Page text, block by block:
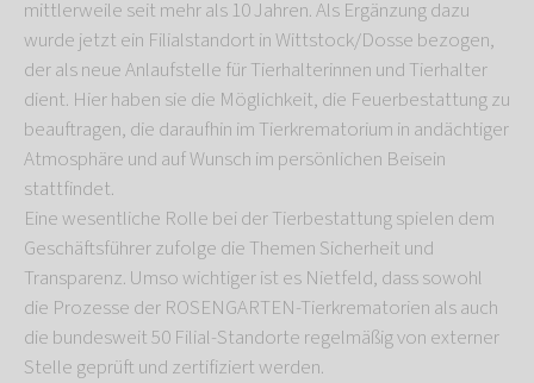
mittlerweile seit mehr als 10 Jahren. Als Ergänzung dazu
wurde jetzt ein Filialstandort in Wittstock/Dosse bezogen,
der als neue Anlaufstelle für Tierhalterinnen und Tierhalter
dient. Hier haben sie die Möglichkeit, die Feuerbestattung zu
beauftragen, die daraufhin im Tierkrematorium in andächtiger
Atmosphäre und auf Wunsch im persönlichen Beisein
stattfindet.
Eine wesentliche Rolle bei der Tierbestattung spielen dem
Geschäftsführer zufolge die Themen Sicherheit und
Transparenz. Umso wichtiger ist es Nietfeld, dass sowohl
die Prozesse der ROSENGARTEN-Tierkrematorien als auch
die bundesweit 50 Filial-Standorte regelmäßig von externer
Stelle geprüft und zertifiziert werden.